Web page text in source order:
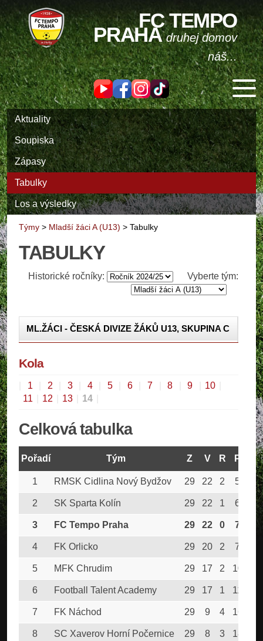
FC TEMPO
PRAHAdruhej domov
náš...
Aktuality
Soupiska
Zápasy
Tabulky
Los a výsledky
Týmy > Mladší žáci A (U13) > Tabulky
TABULKY
Historické ročníky: Vyberte tým:
ML.ŽÁCI - ČESKÁ DIVIZE ŽÁKŮ U13, SKUPINA C
TITUL
Kola
1 2 3 4 5 6 7 8 9 10
11
12 13 14
Celková tabulka
Pořadí Tým Z V R P
1 RMSK Cidlina Nový Bydžov 29 22 2 5
2 SK Sparta Kolín 29 22 1 6
3 FC Tempo Praha 29 22 0 7
4 FK Orlicko 29 20 2 7
5 MFK Chrudim 29 17 2 10
6 Football Talent Academy 29 17 1 11
7 FK Náchod 29 9 4 16
8 SC Xaverov Horní Počernice 29 8 3 18